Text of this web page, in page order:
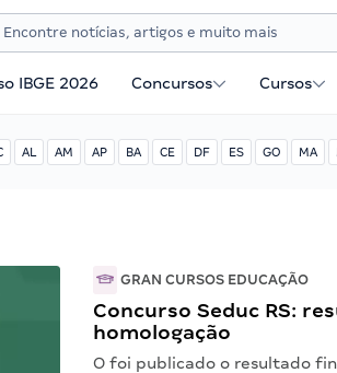
IBGE 2026 Concursos Cursos
AL AM AP BA CE DF ES GO MA
GRAN CURSOS EDUCAÇÃO
Concurso Seduc RS:
homologação
O foi publicado o resultado